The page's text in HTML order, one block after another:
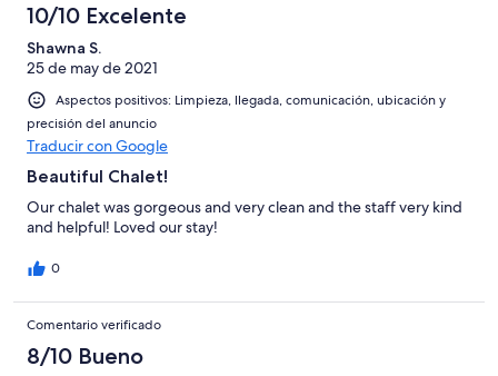
10/10 Excelente
Shawna S.
25 de may de 2021
Aspectos positivos: Limpieza, llegada, comunicación, ubicación y
precisión del anuncio
Traducir con Google
Beautiful Chalet!
Our chalet was gorgeous and very clean and the staff very kind
and helpful! Loved our stay!
0
Comentario verificado
8/10 Bueno